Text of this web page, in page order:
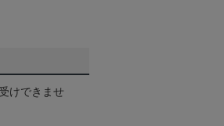
けできませ